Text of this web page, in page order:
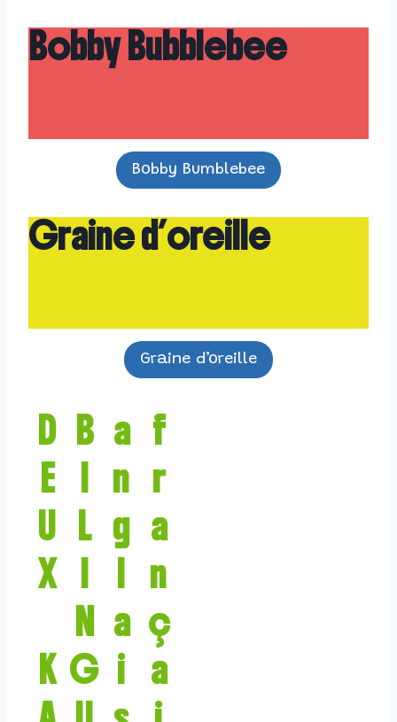
Bobby Bubblebee
Bobby Bumblebee
Graine d’oreille
Graine d’oreille
sfrançais